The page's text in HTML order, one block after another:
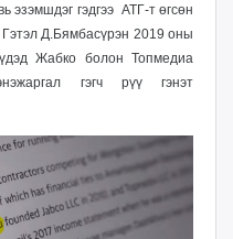
эзэмшдэг гэдгээ АТГ-т өгсөн
Д.Бямбасүрэн 2019 оны
Жабко болон Топмедиа
гэгч рүү гэнэт